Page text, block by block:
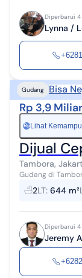
Diperbarui 4
Lynna /
Gudang Bisa
Rp 3,9
RpLihat
Dijual
Tambora,
Gudang di Tambora, Jakarta
Dengan kategorinya
Sertifikat: SHM...
2LT: 644 m²
Diperbarui 4
Jeremy